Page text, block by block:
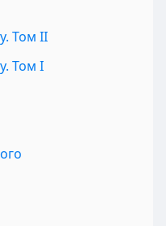
Том II
Том I